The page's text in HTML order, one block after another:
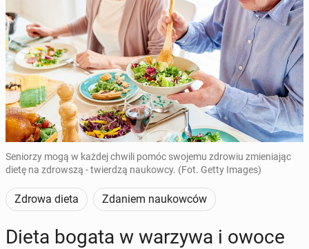
Seniorzy mogą w każdej chwili pomóc swojemu zdrowiu zmieniając
dietę na zdrowszą - twierdzą naukowcy. (Fot. Getty Images)
Zdrowa dieta Zdaniem naukowców
Dieta bogata w warzywa i owoce